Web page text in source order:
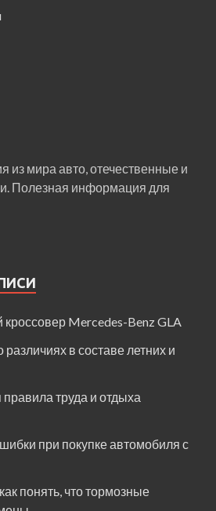
из мира авто, отечественные и
Полезная информация для
Mercedes-Benz GLA
различиях в составе летних и
труда и отдыха
при покупке автомобиля с
понять, что тормозные